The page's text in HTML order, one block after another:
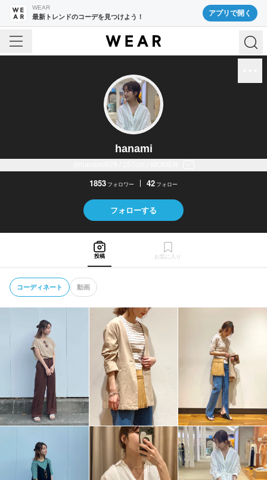
WEAR
最新トレンドのコーデを見つけよう！ アプリで開く
hanami
1853 フォロワー 42 フォロー
フォローする
投稿 お気に入り
コーディネート 動画